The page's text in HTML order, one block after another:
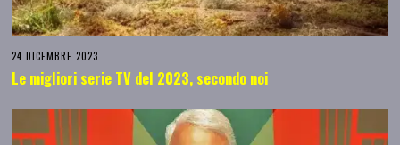
24 DICEMBRE 2023
Le migliori serie TV del 2023, secondo noi